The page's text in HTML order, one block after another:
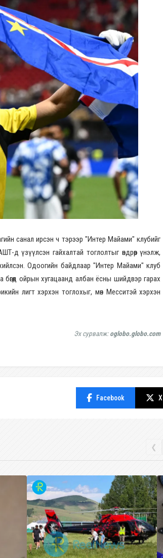
санал ирсэн ч тэрээр "Интер Майами" клубийг
үзүүлсэн гайхалтай тоглолтыг өндрөөр үнэлж,
Одоогийн байдлаар "Интер Майами" клуб
бөгөөд ойрын хугацаанд албан ёсны шийдвэр гарах
лигт хэрхэн тоглохыг, мөн Месситэй хэрхэн
Эх сурвалж:oglobo.globo.com
Facebook X
❮